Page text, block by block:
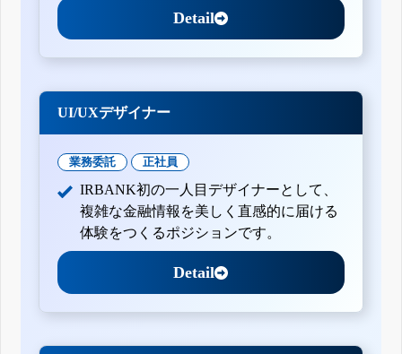
Detail
UI/UXデザイナー
業務委託 正社員
IRBANK初の一人目デザイナーとして、
複雑な金融情報を美しく直感的に届ける
体験をつくるポジションです。
Detail